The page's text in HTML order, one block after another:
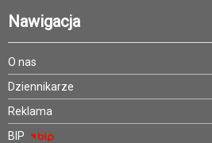
Nawigacja
O nas
Dziennikarze
Reklama
BIP